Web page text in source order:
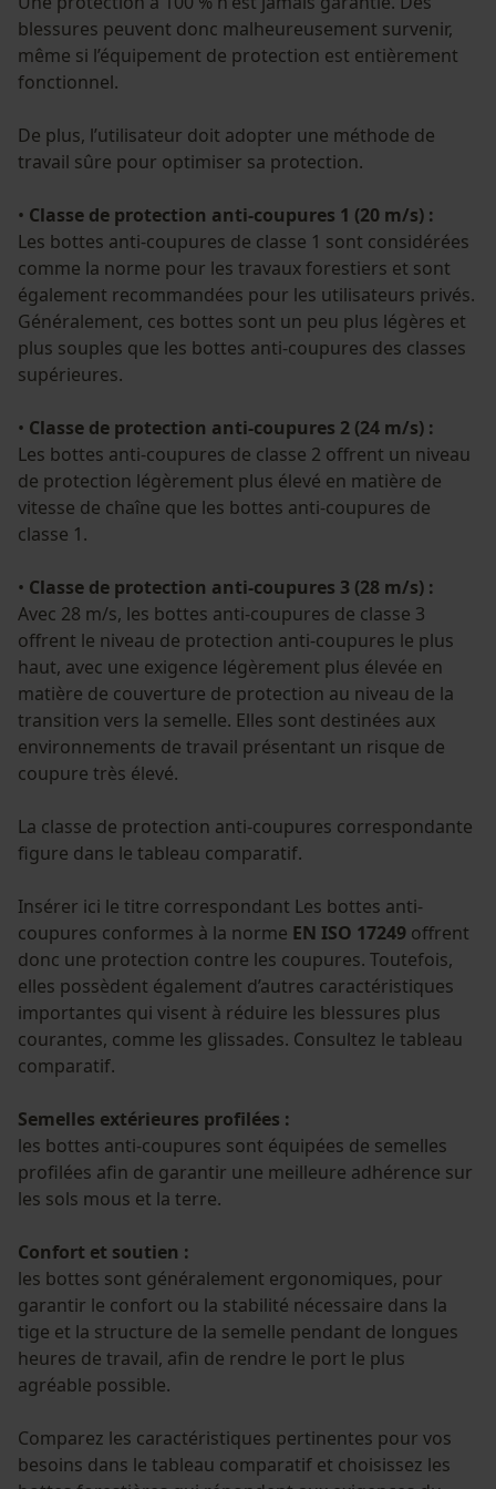
blessures peuvent donc malheureusement survenir,
même si l’équipement de protection est entièrement
fonctionnel.
De plus, l’utilisateur doit adopter une méthode de
travail sûre pour optimiser sa protection.
• Classe de protection anti-coupures 1 (20 m/s) :
Les bottes anti-coupures de classe 1 sont considérées
comme la norme pour les travaux forestiers et sont
également recommandées pour les utilisateurs privés.
Généralement, ces bottes sont un peu plus légères et
plus souples que les bottes anti-coupures des classes
supérieures.
• Classe de protection anti-coupures 2 (24 m/s) :
Les bottes anti-coupures de classe 2 offrent un niveau
de protection légèrement plus élevé en matière de
vitesse de chaîne que les bottes anti-coupures de
classe 1.
• Classe de protection anti-coupures 3 (28 m/s) :
Avec 28 m/s, les bottes anti-coupures de classe 3
offrent le niveau de protection anti-coupures le plus
haut, avec une exigence légèrement plus élevée en
matière de couverture de protection au niveau de la
transition vers la semelle. Elles sont destinées aux
environnements de travail présentant un risque de
coupure très élevé.
La classe de protection anti-coupures correspondante
figure dans le tableau comparatif.
Insérer ici le titre correspondant Les bottes anti-
coupures conformes à la norme EN ISO 17249 offrent
donc une protection contre les coupures. Toutefois,
elles possèdent également d’autres caractéristiques
importantes qui visent à réduire les blessures plus
courantes, comme les glissades. Consultez le tableau
comparatif.
Semelles extérieures profilées :
les bottes anti-coupures sont équipées de semelles
profilées afin de garantir une meilleure adhérence sur
les sols mous et la terre.
Confort et soutien :
les bottes sont généralement ergonomiques, pour
garantir le confort ou la stabilité nécessaire dans la
tige et la structure de la semelle pendant de longues
heures de travail, afin de rendre le port le plus
agréable possible.
Comparez les caractéristiques pertinentes pour vos
besoins dans le tableau comparatif et choisissez les